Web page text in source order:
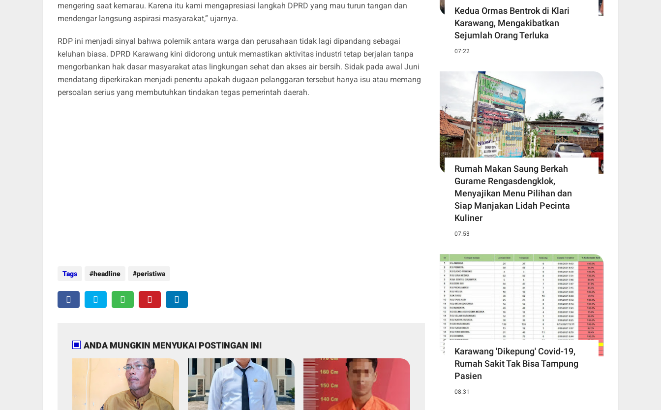
mengering saat kemarau. Karena itu kami mengapresiasi langkah DPRD yang mau turun tangan dan
mendengar langsung aspirasi masyarakat,” ujarnya.
RDP ini menjadi sinyal bahwa polemik antara warga dan perusahaan tidak lagi dipandang sebagai
keluhan biasa. DPRD Karawang kini didorong untuk memastikan aktivitas industri tetap berjalan tanpa
mengorbankan hak dasar masyarakat atas lingkungan sehat dan akses air bersih. Sidak pada awal Juni
mendatang diperkirakan menjadi penentu apakah dugaan pelanggaran tersebut hanya isu atau memang
persoalan serius yang membutuhkan tindakan tegas pemerintah daerah.
Tags headline peristiwa
ANDA MUNGKIN MENYUKAI POSTINGAN INI
Kedua Ormas Bentrok di Klari
Karawang, Mengakibatkan
Sejumlah Orang Terluka
07:22
Rumah Makan Saung Berkah
Gurame Rengasdengklok,
Menyajikan Menu Pilihan dan
Siap Manjakan Lidah Pecinta
Kuliner
07:53
Karawang 'Dikepung' Covid-19,
Rumah Sakit Tak Bisa Tampung
Pasien
08:31